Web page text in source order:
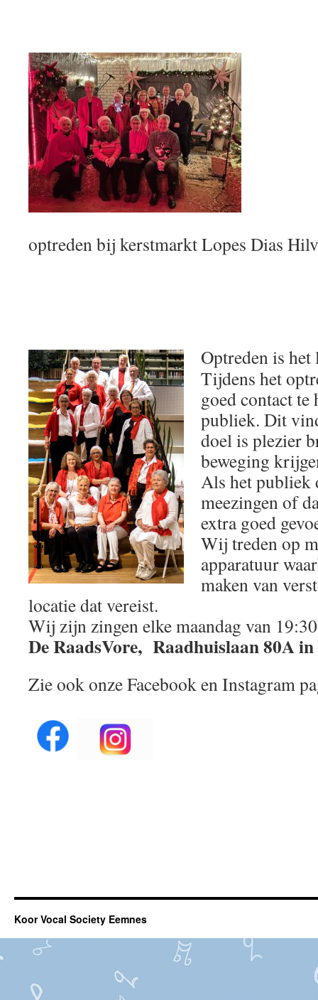
optreden bij kerstmarkt Lopes Dias
Optreden is het
Tijdens het
goed contact te
publiek. Dit
doel is plezier
beweging
Als het publiek
meezingen of
extra goed
Wij treden op
apparatuur
maken van
locatie dat vereist.
Wij zijn zingen elke maandag van
De RaadsVore, Raadhuislaan 80A in
Zie ook onze Facebook en Instagram
Koor Vocal Society Eemnes